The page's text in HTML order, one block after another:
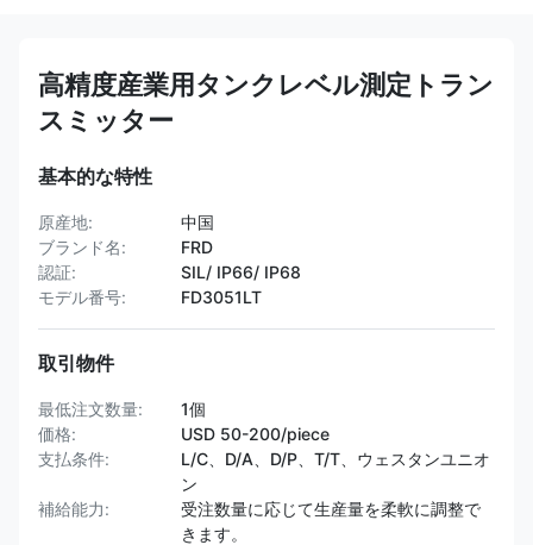
高精度産業用タンクレベル測定トラン
スミッター
基本的な特性
原産地:
中国
ブランド名:
FRD
認証:
SIL/ IP66/ IP68
モデル番号:
FD3051LT
取引物件
最低注文数量:
1個
価格:
USD 50-200/piece
支払条件:
L/C、D/A、D/P、T/T、ウェスタンユニオ
ン
補給能力:
受注数量に応じて生産量を柔軟に調整で
きます。